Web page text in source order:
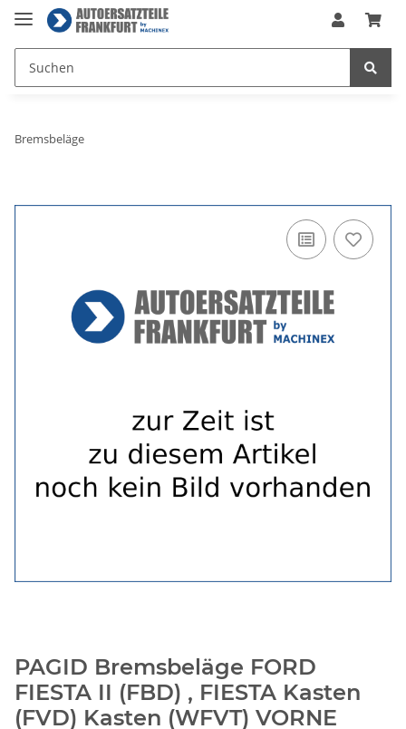
Bremsbeläge
PAGID Bremsbeläge FORD
FIESTA II (FBD) , FIESTA Kasten
(FVD) Kasten (WFVT) VORNE